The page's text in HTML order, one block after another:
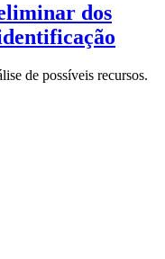
dos
de possíveis recursos.